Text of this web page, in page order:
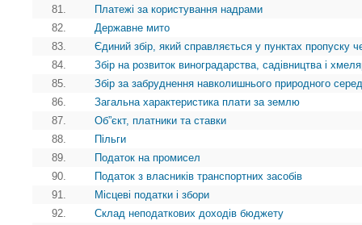
81.
Платежі за користування надрами
82.
Державне мито
83.
Єдиний збір, який справляється у пунктах пропуску
84.
Збір на розвиток виноградарства, садівництва і
85.
Збір за забруднення навколишнього природного
86.
Загальна характеристика плати за землю
87.
Об”єкт, платники та ставки
88.
Пільги
89.
Податок на промисел
90.
Податок з власників транспортних засобів
91.
Місцеві податки і збори
92.
Склад неподаткових доходів бюджету